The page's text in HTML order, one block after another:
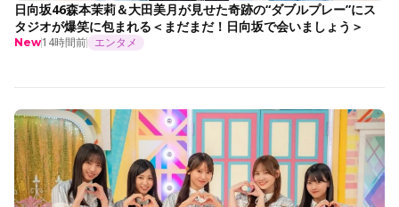
日向坂46森本茉莉＆大田美月が見せた奇跡の“ダブルプレー”にス
タジオが爆笑に包まれる＜まだまだ！日向坂で会いましょう＞
New14時間前 エンタメ